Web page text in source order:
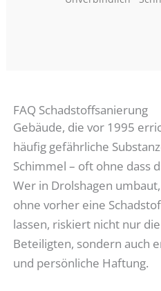
FAQ Schadstoffsanierung
Gebäude, die vor 1995
häufig gefährliche
Schimmel – oft ohne dass
Wer in Drolshagen
ohne vorher eine
lassen, riskiert nicht nur
Beteiligten, sondern auch
und persönliche Haftung.